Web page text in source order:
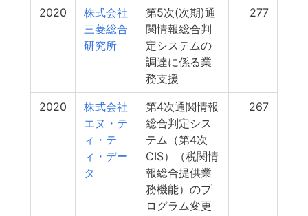
2020
株式会社
三菱総合
研究所
第5次(次期)通
関情報総合判
定システムの
調達に係る業
務支援
277
2020
株式会社
エヌ・テ
ィ・テ
ィ・デー
タ
第4次通関情報
総合判定シス
テム（第4次
CIS）（税関情
報総合提供業
務機能）のプ
ログラム変更
267